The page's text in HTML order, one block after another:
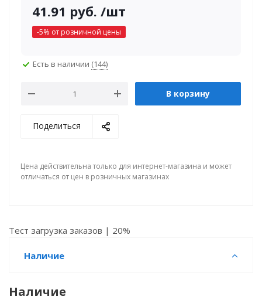
41.91 руб. /шт
-5% от розничной цены
Есть в наличии (144)
В корзину
Поделиться
Цена действительна только для интернет-магазина и может
отличаться от цен в розничных магазинах
Тест загрузка заказов | 20%
Наличие
Наличие